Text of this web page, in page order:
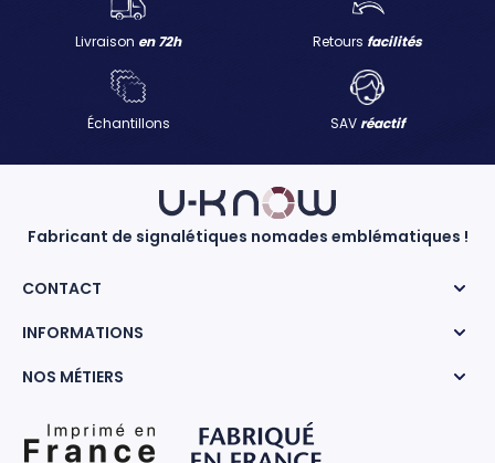
Livraison en 72h Retours facilités
Échantillons SAVréactif
Fabricant de signalétiques nomades emblématiques !
CONTACT
INFORMATIONS
NOS MÉTIERS